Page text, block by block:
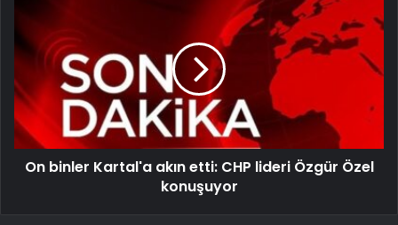
On binler Kartal'a akın etti: CHP lideri Özgür Özel
konuşuyor